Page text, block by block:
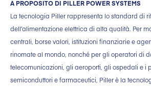
A PROPOSITO DI PILLER POWER SYSTEMS
La tecnologia Piller rappresenta lo standard di
dell’alimentazione elettrica di alta qualità. Per
centrali, borse valori, istituzioni finanziarie e
rinomate al mondo, nonché per gli operatori di
telecomunicazioni, gli aeroporti, gli ospedali e i
semiconduttori e farmaceutici, Piller è la